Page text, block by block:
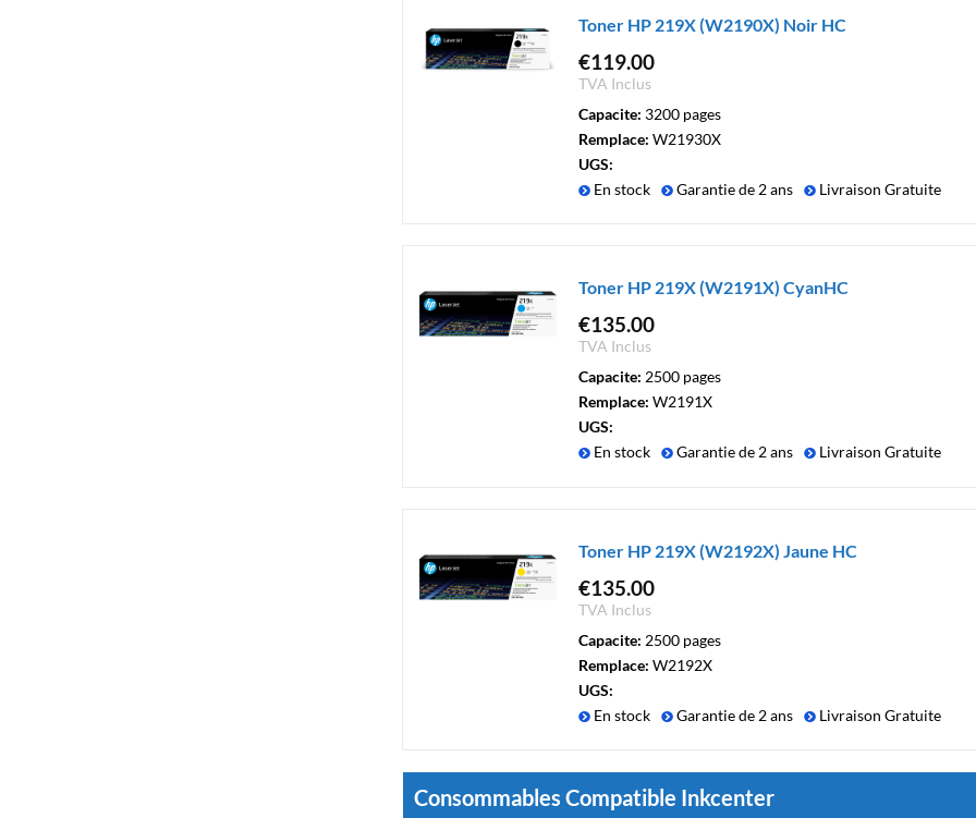
Toner HP 219X (W2190X) Noir HC
€119.00
TVA Inclus
Capacite: 3200 pages
Remplace: W21930X
UGS:
En stock
Garantie de 2 ans Livraison Gratuite
Toner HP 219X (W2191X) CyanHC
€135.00
TVA Inclus
Capacite: 2500 pages
Remplace: W2191X
UGS:
En stock
Garantie de 2 ans Livraison Gratuite
Toner HP 219X (W2192X) Jaune HC
€135.00
TVA Inclus
Capacite: 2500 pages
Remplace: W2192X
UGS:
En stock
Garantie de 2 ans Livraison Gratuite
Consommables Compatible Inkcenter